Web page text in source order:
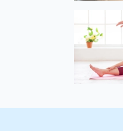
Ukuran
Pada